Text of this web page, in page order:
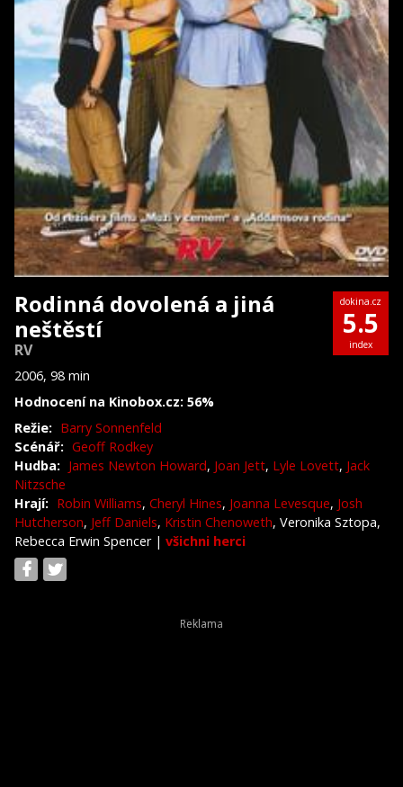
Rodinná dovolená a jiná
neštěstí
RV
2006, 98 min
Hodnocení na Kinobox.cz: 56%
dokina.cz
5.5
index
Režie: Barry Sonnenfeld
Scénář: Geoff Rodkey
Hudba: James Newton Howard, Joan Jett, Lyle Lovett, Jack
Nitzsche
Hrají: Robin Williams, Cheryl Hines, Joanna Levesque, Josh
Hutcherson, Jeff Daniels, Kristin Chenoweth, Veronika Sztopa,
Rebecca Erwin Spencer | všichni herci